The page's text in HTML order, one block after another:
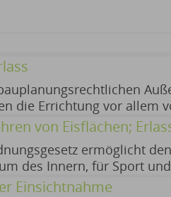
werden Ihre
der Schutz der
sowie unbefugten
vorliegen, hat die
andere Person einem
oder ehrenamtlich
oder sonstigen
Berufsgruppe allein
die Errichtung vor allem
Bau und Verkehr (siehe
von Eisflächen;
ermöglicht
des Innern, für Sport
und Befahren von
Einsichtnahme